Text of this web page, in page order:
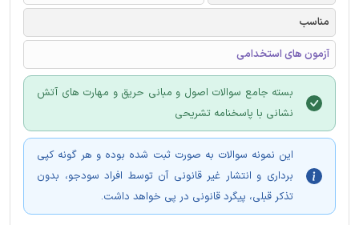
مناسب
آزمون های استخدامی
بسته جامع سوالات اصول و مبانی حریق و مهارت های آتش
نشانی با پاسخنامه تشریحی
این نمونه سوالات به صورت ثبت شده بوده و هر گونه کپی
برداری و انتشار غیر قانونی آن توسط افراد سودجو، بدون
تذکر قبلی، پیگرد قانونی در پی خواهد داشت.